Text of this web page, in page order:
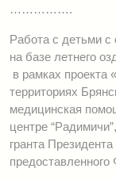
…………….
Работа с детьми с
на базе летнего
в рамках проекта
территориях
медицинская
центре
гранта
предоставленного